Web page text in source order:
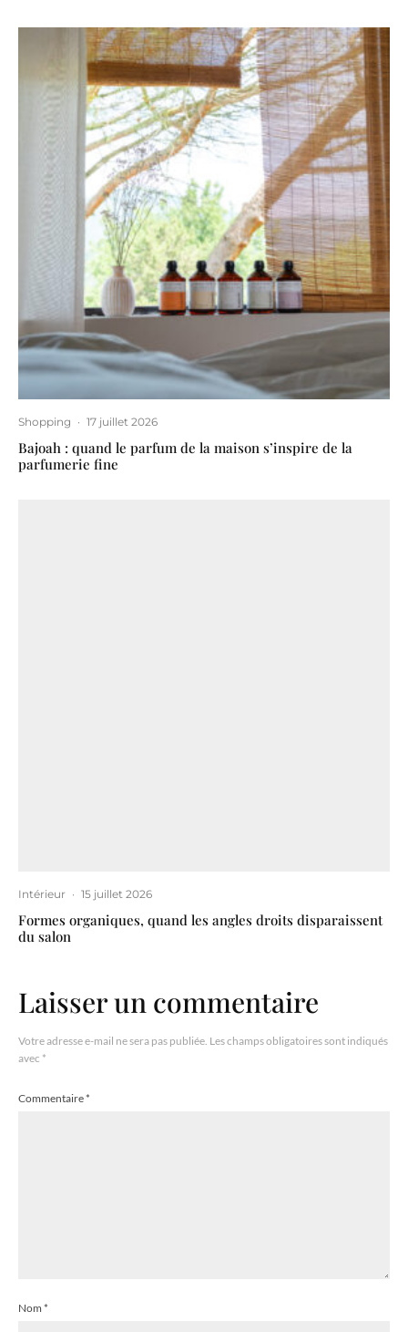
Shopping · 17 juillet 2026
Bajoah : quand le parfum de la maison s’inspire de la
parfumerie fine
Intérieur · 15 juillet 2026
Formes organiques, quand les angles droits disparaissent
du salon
Laisser un commentaire
Votre adresse e-mail ne sera pas publiée. Les champs obligatoires sont indiqués
avec *
Commentaire*
Nom *